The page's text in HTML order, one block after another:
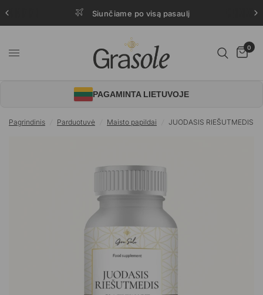
Siunčiame po visą pasaulį
0
PAGAMINTA LIETUVOJE
Pagrindinis Parduotuvė Maisto papildai JUODASIS RIEŠUTMEDIS